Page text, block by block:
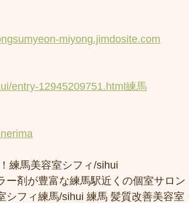
miyong.jimdosite.com
entry-12945209751.html練馬
練馬美容室シフィ/sihui
ー剤が豊富な練馬駅近くの個室サロン
シフィ練馬/sihui 練馬 髪質改善美容室